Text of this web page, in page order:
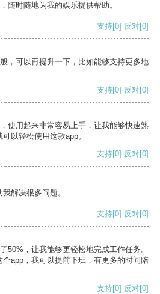
随时随地为我的娱乐提供帮助。
支持[0] 反对[0]
，可以再提升一下，比如能够支持更多地
支持[0] 反对[0]
使用起来非常容易上手，让我能够快速熟
以轻松使用这款app。
支持[0] 反对[0]
解决很多问题。
支持[0] 反对[0]
50%，让我能够更轻松地完成工作任务。
app，我可以提前下班，有更多的时间陪
支持[0] 反对[0]